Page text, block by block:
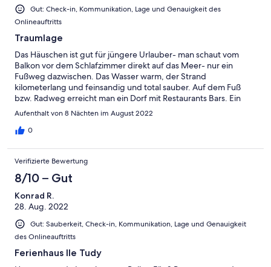
Gut: Check-in, Kommunikation, Lage und Genauigkeit des
Onlineauftritts
Traumlage
Das Häuschen ist gut für jüngere Urlauber- man schaut vom
Balkon vor dem Schlafzimmer direkt auf das Meer- nur ein
Fußweg dazwischen. Das Wasser warm, der Strand
kilometerlang und feinsandig und total sauber. Auf dem Fuß
bzw. Radweg erreicht man ein Dorf mit Restaurants Bars. Ein
Traumurlaub!
Aufenthalt von 8 Nächten im August 2022
0
Verifizierte Bewertung
8/10 – Gut
Konrad R.
28. Aug. 2022
Gut: Sauberkeit, Check-in, Kommunikation, Lage und Genauigkeit
des Onlineauftritts
Ferienhaus Ile Tudy